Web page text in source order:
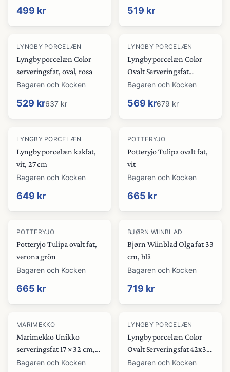
499 kr 519 kr
- 17%
LYNGBY PORCELÆN
Lyngby porcelæn Color
serveringsfat, oval, rosa
Bagaren och Kocken
529 kr637 kr
- 16%
LYNGBY PORCELÆN
Lyngby porcelæn Color
Ovalt Serveringsfat
35x26,5 cm
Bagaren och Kocken
569 kr679 kr
LYNGBY PORCELÆN
Lyngby porcelæn kakfat,
vit, 27 cm
Bagaren och Kocken
649 kr
POTTERYJO
Potteryjo Tulipa ovalt fat,
vit
Bagaren och Kocken
665 kr
POTTERYJO
Potteryjo Tulipa ovalt fat,
verona grön
Bagaren och Kocken
665 kr
BJØRN WIINBLAD
Bjørn Wiinblad Olga fat 33
cm, blå
Bagaren och Kocken
719 kr
MARIMEKKO
Marimekko Unikko
serveringsfat 17 × 32 cm,
vit/röd/blå
Bagaren och Kocken
LYNGBY PORCELÆN
Lyngby porcelæn Color
Ovalt Serveringsfat 42x32
cm
Bagaren och Kocken